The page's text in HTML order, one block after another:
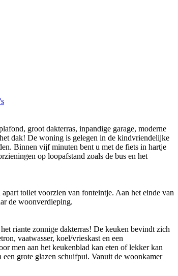
groot dakterras, inpandige garage, moderne
dak! De woning is gelegen in de kindvriendelijke
Binnen vijf minuten bent u met de fiets in hartje
op loopafstand zoals de bus en het
toilet voorzien van fonteintje. Aan het einde van
de woonverdieping.
riante zonnige dakterras! De keuken bevindt zich
vaatwasser, koel/vrieskast en een
men aan het keukenblad kan eten of lekker kan
grote glazen schuifpui. Vanuit de woonkamer